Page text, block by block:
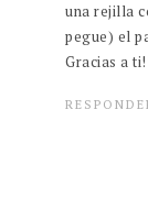
una rejilla
pegue) el
Gracias a